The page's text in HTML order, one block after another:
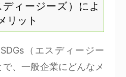
ディージーズ）によ
リット
（エスディージー
、一般企業にどんなメ